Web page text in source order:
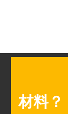
寻
材